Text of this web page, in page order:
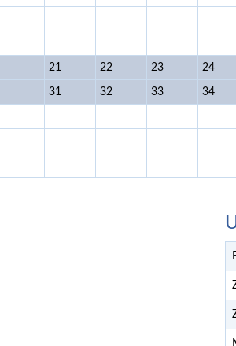
21 22 23 24
31 32 33 34